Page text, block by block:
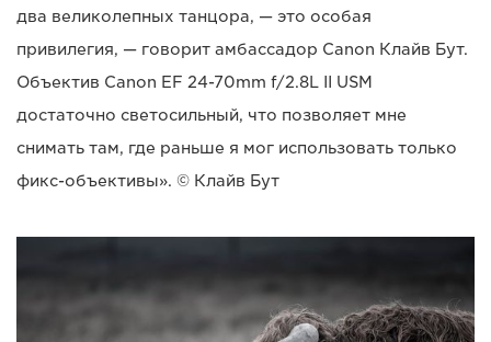
два великолепных танцора, — это особая
привилегия, — говорит амбассадор Canon Клайв Бут.
Объектив Canon EF 24-70mm f/2.8L II USM
достаточно светосильный, что позволяет мне
снимать там, где раньше я мог использовать только
фикс-объективы». © Клайв Бут